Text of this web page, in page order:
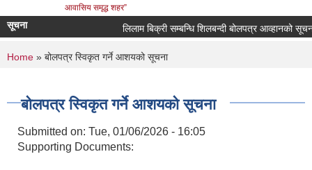
आवासिय समृद्ध शहर”
सूचना लिलाम बिक्री सम्बन्धि शिलबन्दी बोलपत्र आव्हानको
You are here
Home » बोलपत्र स्विकृत गर्ने आशयको सूचना
बोलपत्र स्विकृत गर्ने आशयको सूचना
Submitted on: Tue, 01/06/2026 - 16:05
Supporting Documents: